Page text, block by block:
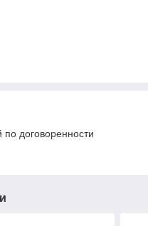
по договоренности